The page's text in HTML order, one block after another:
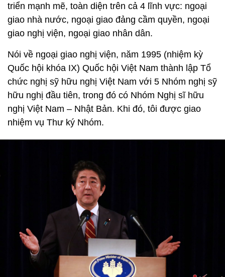
triển mạnh mẽ, toàn diện trên cả 4 lĩnh vực: ngoại
giao nhà nước, ngoại giao đảng cầm quyền, ngoại
giao nghị viện, ngoại giao nhân dân.
Nói về ngoại giao nghị viện, năm 1995 (nhiệm kỳ
Quốc hội khóa IX) Quốc hội Việt Nam thành lập Tổ
chức nghị sỹ hữu nghị Việt Nam với 5 Nhóm nghị sỹ
hữu nghị đầu tiên, trong đó có Nhóm Nghị sĩ hữu
nghị Việt Nam – Nhật Bản. Khi đó, tôi được giao
nhiệm vụ Thư ký Nhóm.